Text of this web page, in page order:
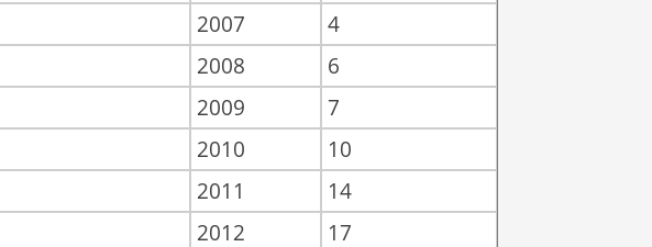
2007
4
2008
6
2009
7
2010
10
2011
14
2012 17